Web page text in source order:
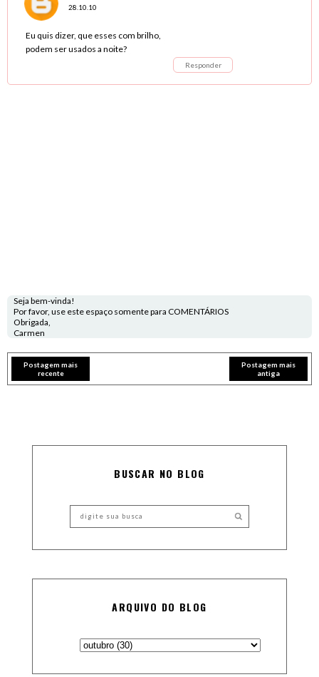
28.10.10
Eu quis dizer, que esses com brilho,
podem ser usados a noite?
Responder
Seja bem-vinda!
Por favor, use este espaço somente para COMENTÁRIOS
Obrigada,
Carmen
Postagem mais
recente
Postagem mais
antiga
BUSCAR NO BLOG
ARQUIVO DO BLOG